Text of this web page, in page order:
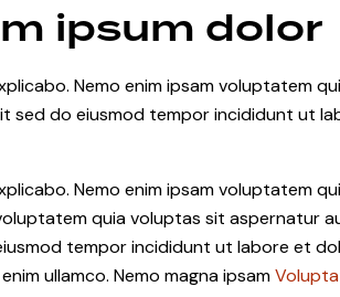
ipsum dolor
Nemo enim ipsam voluptatem
sed do eiusmod tempor incididunt ut
Nemo enim ipsam voluptatem
quia voluptas sit aspernatur
tempor incididunt ut labore et
ullamco. Nemo magna ipsam